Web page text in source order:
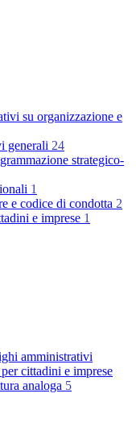
su organizzazione e
generali 24
strategico-
1
e codice di condotta 2
e imprese 1
amministrativi
cittadini e imprese
analoga 5